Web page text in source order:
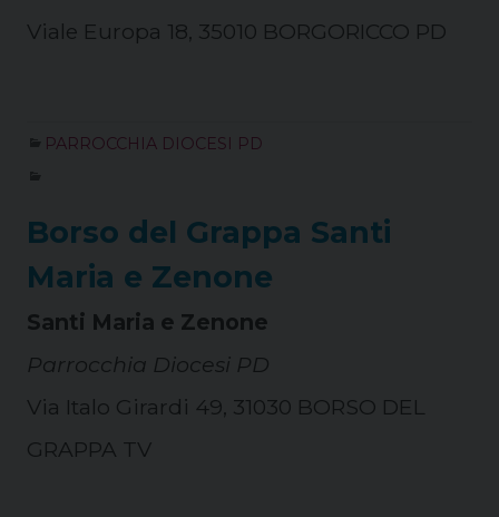
Viale Europa 18, 35010 BORGORICCO PD
PARROCCHIA DIOCESI PD
Borso del Grappa Santi
Maria e Zenone
Santi Maria e Zenone
Parrocchia Diocesi PD
Via Italo Girardi 49, 31030 BORSO DEL
GRAPPA TV